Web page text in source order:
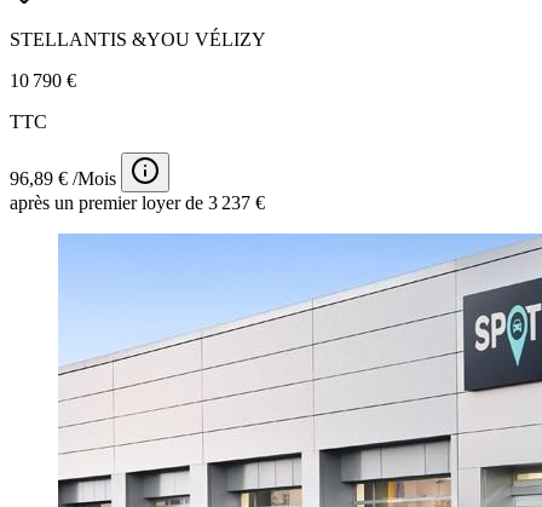
STELLANTIS &YOU VÉLIZY
10 790 €
TTC
96,89 € /Mois
après un premier loyer de 3 237 €